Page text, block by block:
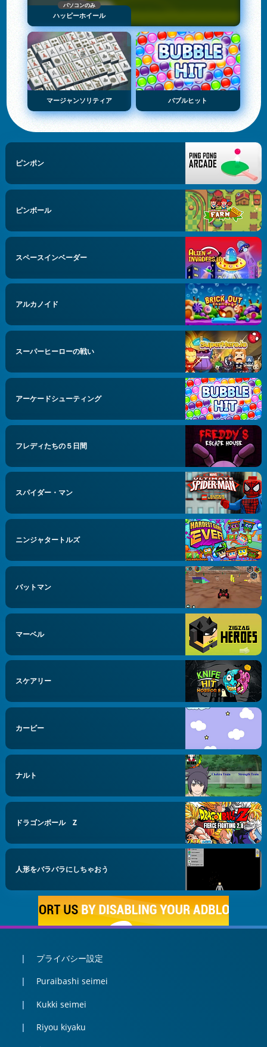
パソコンのみ
ハッピーホイール
マージャンソリティア バブルヒット
ピンポン
ピンボール
スペースインベーダー
アルカノイド
スーパーヒーローの戦い
アーケードシューティング
フレディたちの５日間
スパイダー・マン
ニンジャタートルズ
バットマン
マーベル
スケアリー
カービー
ナルト
ドラゴンボール Z
人形をバラバラにしちゃおう
プライバシー設定
Puraibashi seimei
Kukki seimei
Riyou kiyaku